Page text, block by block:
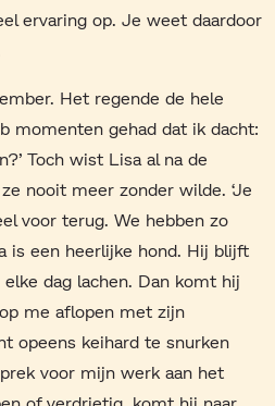
ervaring op. Je weet daardoor
Het regende de hele
momenten gehad dat ik dacht:
Toch wist Lisa al na de
nooit meer zonder wilde. ‘Je
voor terug. We hebben zo
is een heerlijke hond. Hij blijft
dag lachen. Dan komt hij
me aflopen met zijn
opeens keihard te snurken
voor mijn werk aan het